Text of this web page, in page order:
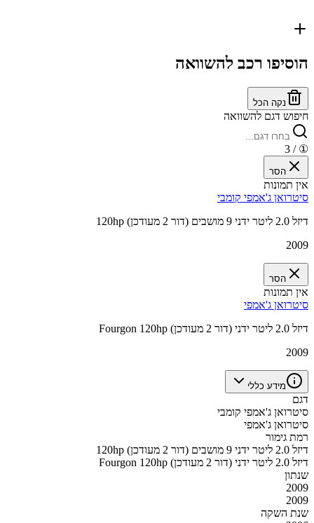
הוסיפו רכב להשוואה
נקה הכל
חיפוש דגם להשוואה
①
/ 3
הסר
אין תמונות
סיטרואן ג'אמפי קומבי
120hp דיזל 2.0 ליטר ידני 9 מושבים (דור 2 מעודכן)
2009
הסר
אין תמונות
סיטרואן ג'אמפי
Fourgon 120hp דיזל 2.0 ליטר ידני (דור 2 מעודכן)
2009
מידע כללי
דגם
סיטרואן ג'אמפי קומבי
סיטרואן ג'אמפי
רמת גימור
120hp דיזל 2.0 ליטר ידני 9 מושבים (דור 2 מעודכן)
Fourgon 120hp דיזל 2.0 ליטר ידני (דור 2 מעודכן)
שנתון
2009
2009
שנת השקה